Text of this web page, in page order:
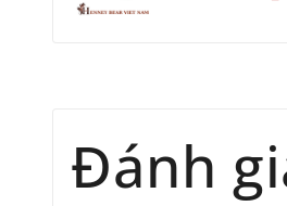
Đánh